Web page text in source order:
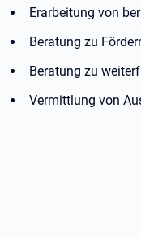
Erarbeitung von
Beratung zu
Beratung zu
Vermittlung von